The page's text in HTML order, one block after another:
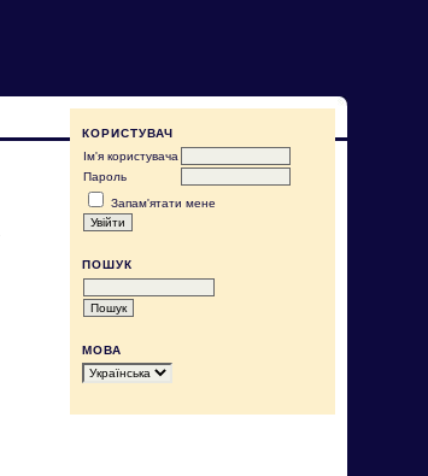
КОРИСТУВАЧ
Ім'я користувача
Пароль
Запам'ятати мене
ПОШУК
МОВА